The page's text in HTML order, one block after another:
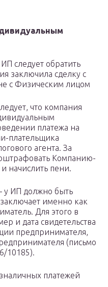
следует обратить
заключила сделку с
с Физическим лицом
что компания
платежа на
плательщика
агента. За
Компанию-
начислить пени.
у ИП должно быть
именно как
Для этого в
и дата свидетельства
предпринимателя,
(письмо
10185).
платежей